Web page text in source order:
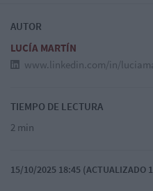
AUTOR
LUCÍA MARTÍN
www.linkedin.com/in/
TIEMPO DE LECTURA
2 min
15/10/2025 18:45 (ACTUALIZADO